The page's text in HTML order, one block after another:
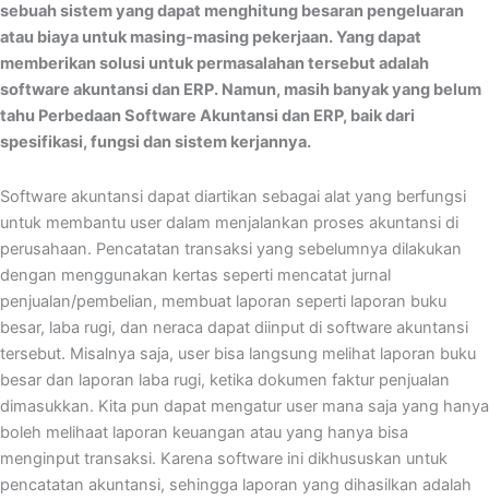
sebuah sistem yang dapat menghitung besaran pengeluaran
atau biaya untuk masing-masing pekerjaan. Yang dapat
memberikan solusi untuk permasalahan tersebut adalah
software akuntansi dan ERP. Namun, masih banyak yang belum
tahu Perbedaan Software Akuntansi dan ERP, baik dari
spesifikasi, fungsi dan sistem kerjannya.
Software akuntansi dapat diartikan sebagai alat yang berfungsi
untuk membantu user dalam menjalankan proses akuntansi di
perusahaan. Pencatatan transaksi yang sebelumnya dilakukan
dengan menggunakan kertas seperti mencatat jurnal
penjualan/pembelian, membuat laporan seperti laporan buku
besar, laba rugi, dan neraca dapat diinput di software akuntansi
tersebut. Misalnya saja, user bisa langsung melihat laporan buku
besar dan laporan laba rugi, ketika dokumen faktur penjualan
dimasukkan. Kita pun dapat mengatur user mana saja yang hanya
boleh melihaat laporan keuangan atau yang hanya bisa
menginput transaksi. Karena software ini dikhususkan untuk
pencatatan akuntansi, sehingga laporan yang dihasilkan adalah